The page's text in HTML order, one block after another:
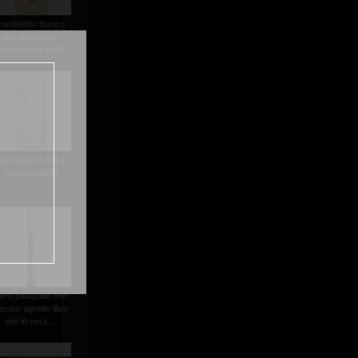
bianco
pasquale con
agnello libro
oro in cera ...